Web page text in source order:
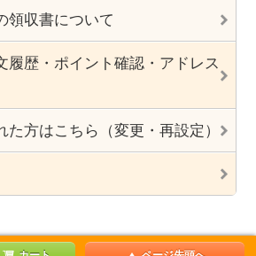
領収書について
履歴・ポイント確認・アドレス
た方はこちら（変更・再設定）